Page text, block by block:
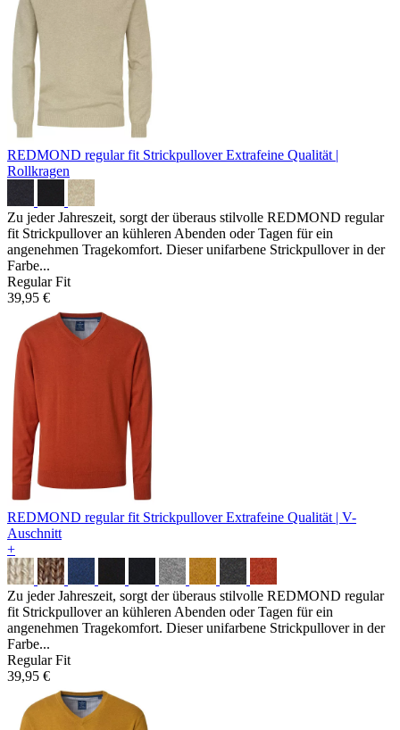
REDMOND regular fit StrickpulloverExtrafeine Qualität |
Rollkragen
Zu jeder Jahreszeit, sorgt der überaus stilvolle REDMOND regular
fit Strickpullover an kühleren Abenden oder Tagen für ein
angenehmen Tragekomfort. Dieser unifarbene Strickpullover in der
Farbe...
Regular Fit
39,95 €
REDMOND regular fit StrickpulloverExtrafeine Qualität | V-
Auschnitt
+
Zu jeder Jahreszeit, sorgt der überaus stilvolle REDMOND regular
fit Strickpullover an kühleren Abenden oder Tagen für ein
angenehmen Tragekomfort. Dieser unifarbene Strickpullover in der
Farbe...
Regular Fit
39,95 €